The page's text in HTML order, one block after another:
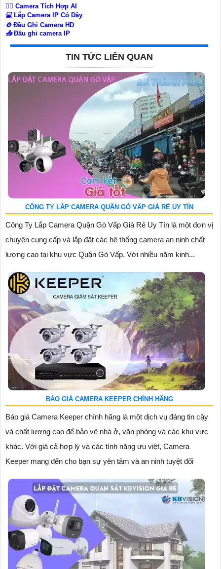
🧛‍♀️ Camera Tích Hợp AI
💻Lắp Camera IP Có Dây
⚙️Đầu Ghi Camera HD
📥Đầu ghi camera IP
TIN TỨC LIÊN QUAN
CÔNG TY LẮP CAMERA QUẬN GÒ VẤP GIÁ RẺ UY TÍN
Công Ty Lắp Camera Quận Gò Vấp Giá Rẻ Uy Tín là một đơn vị
chuyên cung cấp và lắp đặt các hệ thống camera an ninh chất
lượng cao tại khu vực Quận Gò Vấp. Với nhiều năm kinh...
BÁO GIÁ CAMERA KEEPER CHÍNH HÃNG
Báo giá Camera Keeper chính hãng là một dịch vụ đáng tin cậy
và chất lượng cao để bảo vệ nhà ở, văn phòng và các khu vực
khác. Với giá cả hợp lý và các tính năng ưu việt, Camera
Keeper mang đến cho bạn sự yên tâm và an ninh tuyệt đối